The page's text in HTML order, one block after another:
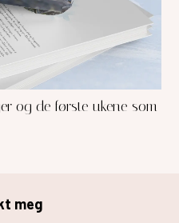
og de første ukene som
meg